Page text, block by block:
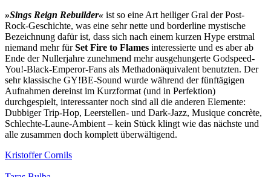
»Sings Reign Rebuilder« ist so eine Art heiliger Gral der Post-
Rock-Geschichte, was eine sehr nette und borderline mystische
Bezeichnung dafür ist, dass sich nach einem kurzen Hype erstmal
niemand mehr fürSet Fire to Flames interessierte und es aber ab
Ende der Nullerjahre zunehmend mehr ausgehungerte Godspeed-
You!-Black-Emperor-Fans als Methadonäquivalent benutzten. Der
sehr klassische GY!BE-Sound wurde während der fünftägigen
Aufnahmen dereinst im Kurzformat (und in Perfektion)
durchgespielt, interessanter noch sind all die anderen Elemente:
Dubbiger Trip-Hop, Leerstellen- und Dark-Jazz, Musique concrète,
Schlechte-Laune-Ambient – kein Stück klingt wie das nächste und
alle zusammen doch komplett überwältigend.
Kristoffer Cornils